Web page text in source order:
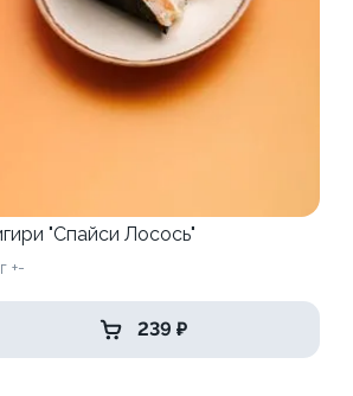
"Спайси Лосось"
+-
239 ₽